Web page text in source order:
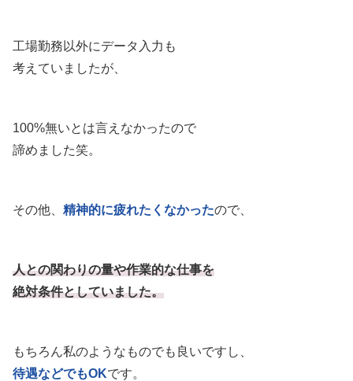
工場勤務以外にデータ入力も
考えていましたが、
100%無いとは言えなかったので
諦めました笑。
その他、 精神的に疲れたくなかったので、
人との関わりの量や作業的な仕事を
絶対条件としていました。
もちろん私のようなものでも良いですし、
待遇などでもOKです。